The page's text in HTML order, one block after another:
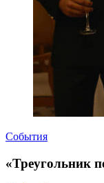
События
«Треугольник